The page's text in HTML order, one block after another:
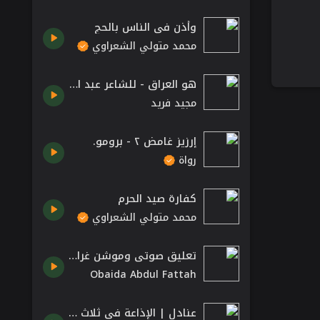
وأذن فى الناس بالحج
محمد متولي الشعراوي
هو العراق - للشاعر عبد الرزاق عبد الواحد
مجيد فريد
إرزيز غامض ٢ - برومو.
رواة
كفارة صيد الحرم
محمد متولي الشعراوي
تعليق صوتي وموشن غرافيك إعلاني لمتجر ألوان 24
Obaida Abdul Fattah
عنادل | الإذاعة في ثلاث عيون | الفنون جنون